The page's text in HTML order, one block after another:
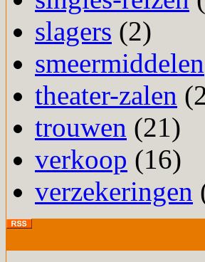
slagers (2)
smeermiddelen
theater-zalen
trouwen (21)
verkoop (16)
verzekeringen